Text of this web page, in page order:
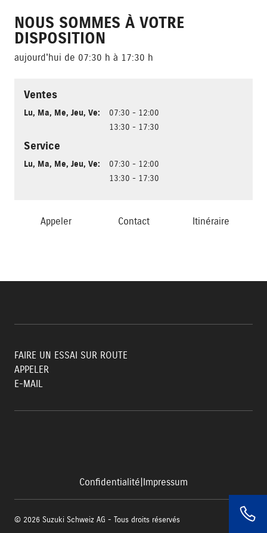
NOUS SOMMES À VOTRE
DISPOSITION
aujourd'hui de 07:30 h à 17:30 h
Ventes
Lu, Ma, Me, Jeu, Ve:
07:30 - 12:00
13:30 - 17:30
Service
Lu, Ma, Me, Jeu, Ve:
07:30 - 12:00
13:30 - 17:30
Appeler Contact Itinéraire
FAIRE UN ESSAI SUR ROUTE
APPELER
E-MAIL
Confidentialité Impressum
© 2026 Suzuki Schweiz AG - Tous droits réservés